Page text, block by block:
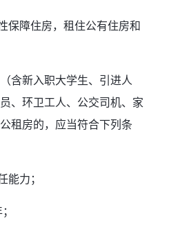
保障住房，租住公有住房和
含新入职大学生、引进人
、环卫工人、公交司机、家
租房的，应当符合下列条
能力；